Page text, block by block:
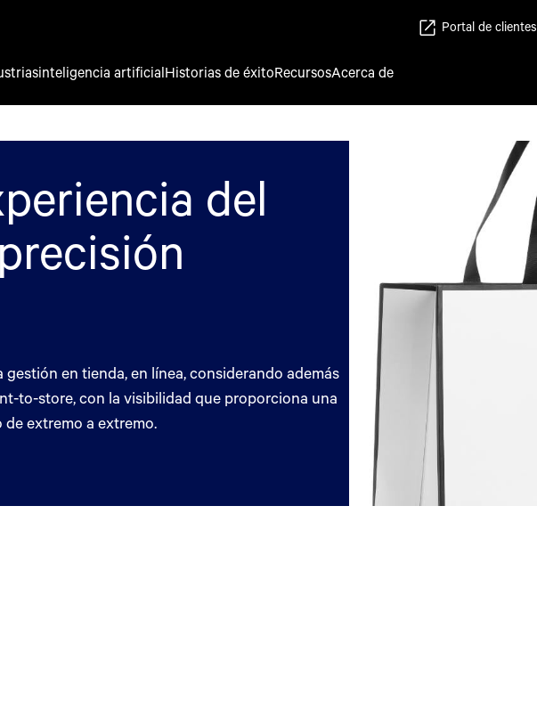
Portal de clientes
inteligencia artificialHistorias de éxitoRecursosAcerca de
del
en tienda, en línea, considerando además
to-store, con la visibilidad que proporciona una
extremo a extremo.